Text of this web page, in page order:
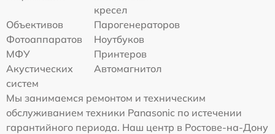
кресел
Объективов
Парогенераторов
Фотоаппаратов
Ноутбуков
МФУ
Принтеров
Акустических
систем
Автомагнитол
Мы занимаемся ремонтом и техническим
обслуживанием техники Panasonic по истечении
гарантийного периода. Наш центр в Ростове-на-Дону